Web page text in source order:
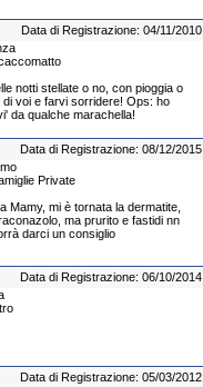
Data di Registrazione: 04/11/2010
notti stellate o no, con pioggia o
voi e farvi sorridere! Ops: ho
da qualche marachella!
Data di Registrazione: 08/12/2015
Private
Mamy, mi è tornata la dermatite,
ma prurito e fastidi nn
darci un consiglio
Data di Registrazione: 06/10/2014
Data di Registrazione: 05/03/2012